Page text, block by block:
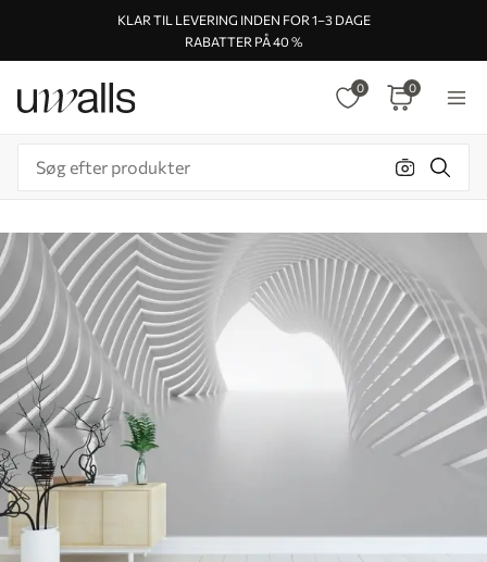
KLAR TIL LEVERING INDEN FOR 1–3 DAGE
RABATTER PÅ 40 %
0 0